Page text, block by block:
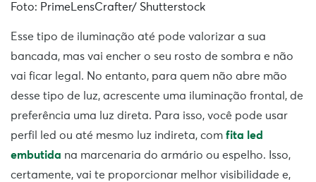
Foto: PrimeLensCrafter/ Shutterstock
Esse tipo de iluminação até pode valorizar a sua
bancada, mas vai encher o seu rosto de sombra e não
vai ficar legal. No entanto, para quem não abre mão
desse tipo de luz, acrescente uma iluminação frontal, de
preferência uma luz direta. Para isso, você pode usar
perfil led ou até mesmo luz indireta, com fita led
embutida na marcenaria do armário ou espelho. Isso,
certamente, vai te proporcionar melhor visibilidade e,